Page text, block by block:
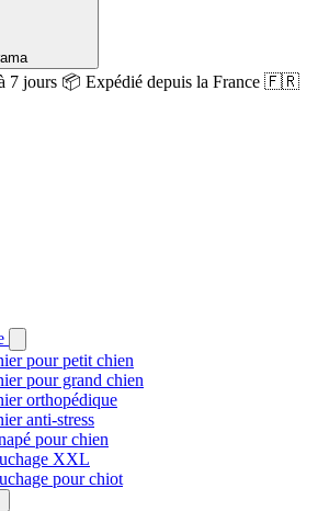
7 jours 📦 Expédié depuis la France 🇫🇷
pour petit chien
pour grand chien
orthopédique
anti-stress
pour chien
XXL
pour chiot